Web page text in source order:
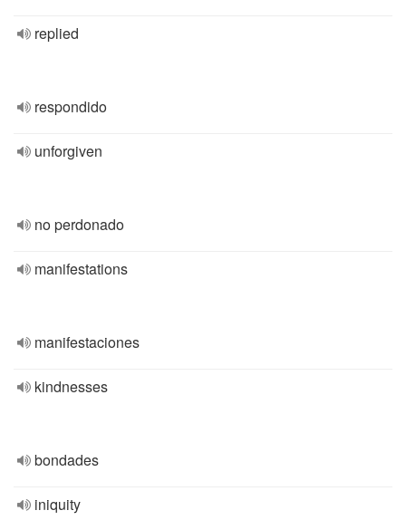
replied
respondido
unforgiven
no perdonado
manifestations
manifestaciones
kindnesses
bondades
iniquity